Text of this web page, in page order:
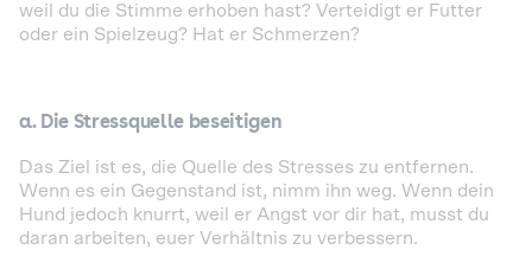
weil du die Stimme erhoben hast? Verteidigt er Futter
oder ein Spielzeug? Hat er Schmerzen?
a. Die Stressquelle beseitigen
Das Ziel ist es, die Quelle des Stresses zu entfernen.
Wenn es ein Gegenstand ist, nimm ihn weg. Wenn dein
Hund jedoch knurrt, weil er Angst vor dir hat, musst du
daran arbeiten, euer Verhältnis zu verbessern.